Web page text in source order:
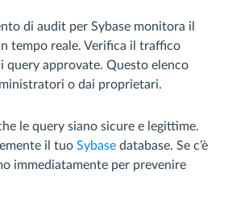
di audit per Sybase monitora il
tempo reale. Verifica il traffico
query approvate. Questo elenco
o dai proprietari.
le query siano sicure e legittime.
il tuo Sybase database. Se c’è
immediatamente per prevenire